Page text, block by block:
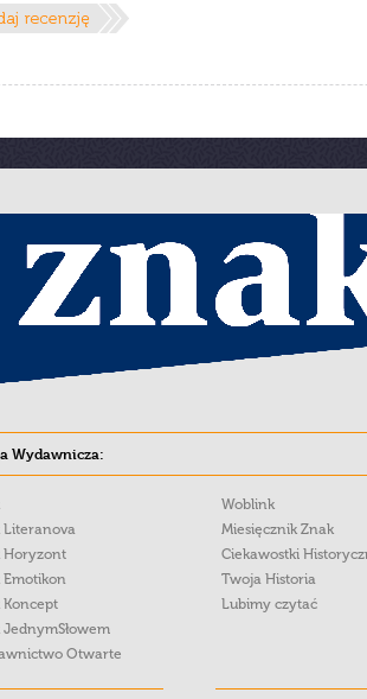
Wydawnicza:
Literanova
Horyzont
Emotikon
Koncept
JednymSłowem
Otwarte
Woblink
Miesięcznik Znak
Ciekawostki
Twoja Historia
Lubimy czytać